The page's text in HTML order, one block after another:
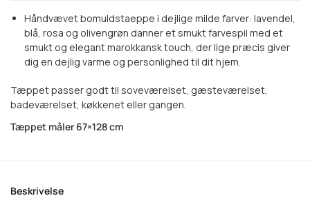
Håndvævet bomuldstaeppe i dejlige milde farver: lavendel,
blå, rosa og olivengrøn danner et smukt farvespil med et
smukt og elegant marokkansk touch, der lige præcis giver
dig en dejlig varme og personlighed til dit hjem.
Tæppet passer godt til soveværelset, gæsteværelset,
badeværelset, køkkenet eller gangen.
Tæppet måler 67×128 cm
Beskrivelse